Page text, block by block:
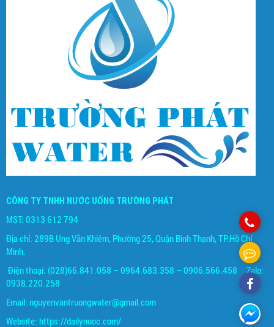
CÔNG TY TNHH NƯỚC UỐNG TRƯỜNG PHÁT
MST: 0313 612 794
Địa chỉ: 289B Ung Văn Khiêm, Phường 25, Quận Bình Thạnh, TP.Hồ Chí
Minh.
Điện thoại: (028)66.841.058 – 0964.683.358 – 0906.566.458 Zalo:
0938.220.258
Email: nguyenvantruongwater@gmail.com
Website: https://dailynuoc.com/